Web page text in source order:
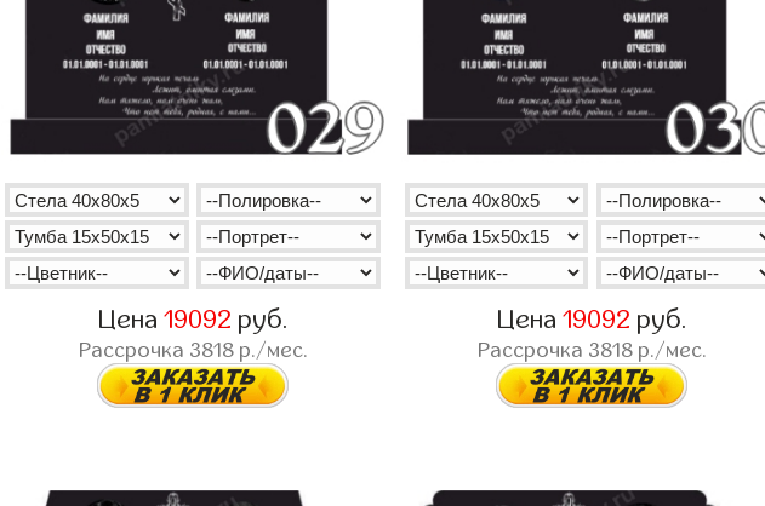
Цена 19092 руб.
Рассрочка 3818р./мес.
Цена 19092 руб.
Рассрочка 3818р./мес.